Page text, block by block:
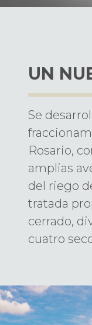
UN
Se
Rosario,
amplias
del riego
tratada
cerrado,
cuatro